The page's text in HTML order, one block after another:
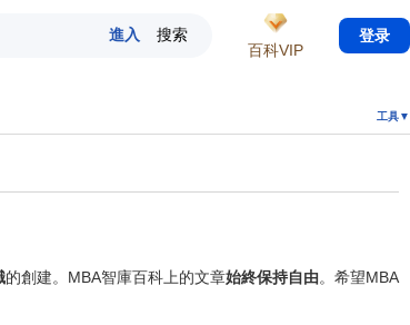
工具▼
的創建。MBA智庫百科上的文章始終保持自由。希望MBA
百科VIP
登录